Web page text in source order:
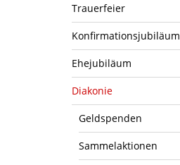
Trauerfeier
Konfirmationsjubiläum
Ehejubiläum
Diakonie
Geldspenden
Sammelaktionen